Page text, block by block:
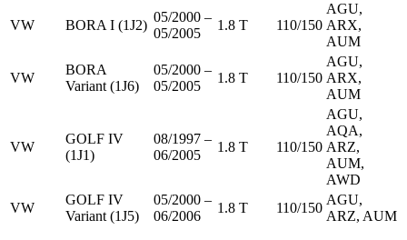
VW BORA I (1J2)
05/2000 –
05/2005
1.8 T 110/150
AGU,
ARX,
AUM
VW
BORA
Variant (1J6)
05/2000 –
05/2005
1.8 T 110/150
AGU,
ARX,
AUM
VW
GOLF IV
(1J1)
08/1997 –
06/2005
1.8 T 110/150
AGU,
AQA,
ARZ,
AUM,
AWD
VW
GOLF IV
Variant (1J5)
05/2000 –
06/2006
1.8 T 110/150
AGU,
ARZ, AUM